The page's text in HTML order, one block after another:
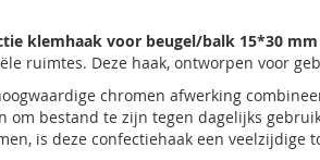
klemhaak voor beugel/balk 15*30
ruimtes. Deze haak, ontworpen voor
chromen afwerking
om bestand te zijn tegen dagelijks
is deze confectiehaak een veelzijdige